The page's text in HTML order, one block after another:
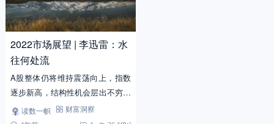
2022市场展望 | 李迅雷：水
往何处流
A股整体仍将维持震荡向上，指数
逐步新高，结构性机会层出不穷的
态势。以“双碳”为代表的绿色能源
革命或将成为明年A股最重要的投
读数一帜
财富洞察